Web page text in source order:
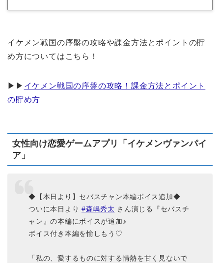
イケメン戦国の序盤の攻略や課金方法とポイントの貯
め方についてはこちら！
▶︎▶︎ イケメン戦国の序盤の攻略！課金方法とポイント
の貯め方
女性向け恋愛ゲームアプリ「イケメンヴァンパイ
ア」
◆【本日より】セバスチャン本編ボイス追加◆
ついに本日より #森嶋秀太 さん演じる『セバスチ
ャン』の本編にボイスが追加♪
ボイス付き本編を愉しもう♡
「私の、愛するものに対する情熱を甘く見ないで